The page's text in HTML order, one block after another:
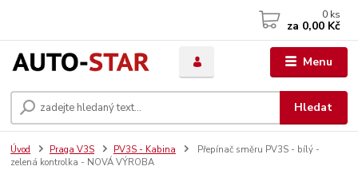
Menu
Hledat
0 ks
za 0,00 Kč
Úvod Praga V3S PV3S - Kabina
Přepínač směru PV3S - bílý -
zelená kontrolka - NOVÁ VÝROBA